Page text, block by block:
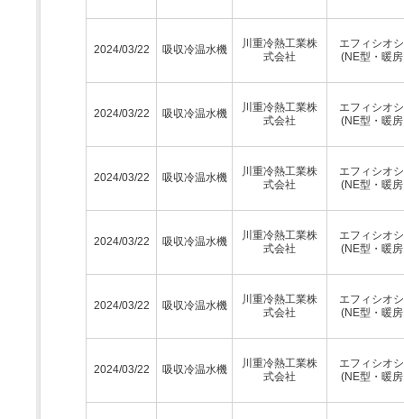
2024/03/22 吸収冷温水機
川重冷熱工業株
式会社
エフィシオ
(NE型・暖
2024/03/22 吸収冷温水機
川重冷熱工業株
式会社
エフィシオ
(NE型・暖
2024/03/22 吸収冷温水機
川重冷熱工業株
式会社
エフィシオ
(NE型・暖
2024/03/22 吸収冷温水機
川重冷熱工業株
式会社
エフィシオ
(NE型・暖
2024/03/22 吸収冷温水機
川重冷熱工業株
式会社
エフィシオ
(NE型・暖
2024/03/22 吸収冷温水機
川重冷熱工業株
式会社
エフィシオ
(NE型・暖